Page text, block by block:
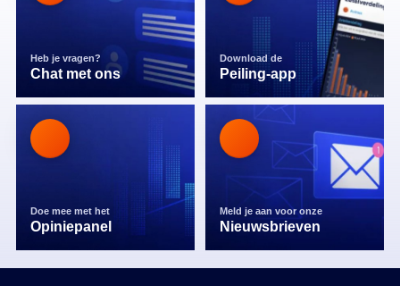
Heb je vragen?
Chat met ons
Download de
Peiling-app
Doe mee met het
Opiniepanel
Meld je aan voor onze
Nieuwsbrieven